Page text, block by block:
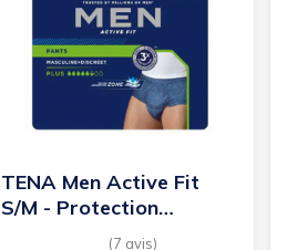
TENA Men Active Fit
S/M - Protection
urinaire homme